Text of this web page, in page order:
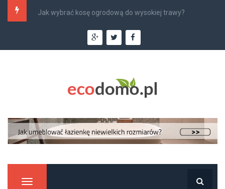
Jak wybrać kosę ogrodową do wysokiej trawy?
Manu